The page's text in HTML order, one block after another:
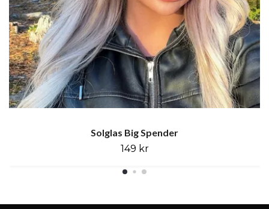
Solglas Big Spender
149 kr